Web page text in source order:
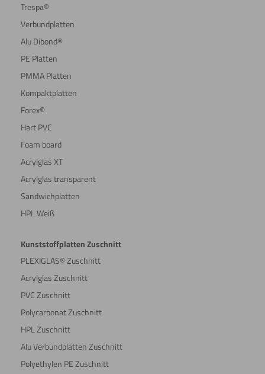
Trespa®
Verbundplatten
Alu Dibond®
PE Platten
PMMA Platten
Kompaktplatten
Forex®
Hart PVC
Foam board
Acrylglas XT
Acrylglas transparent
Sandwichplatten
HPL Weiß
Kunststoffplatten Zuschnitt
PLEXIGLAS® Zuschnitt
Acrylglas Zuschnitt
PVC Zuschnitt
Polycarbonat Zuschnitt
HPL Zuschnitt
Alu Verbundplatten Zuschnitt
Polyethylen PE Zuschnitt